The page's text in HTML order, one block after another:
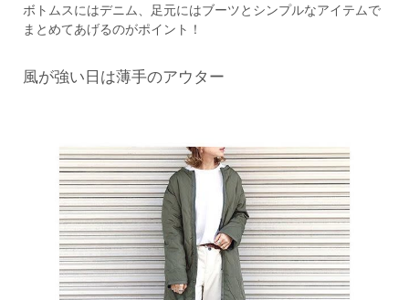
ボトムスにはデニム、足元にはブーツとシンプルなアイテムで
まとめてあげるのがポイント！
風が強い日は薄手のアウター